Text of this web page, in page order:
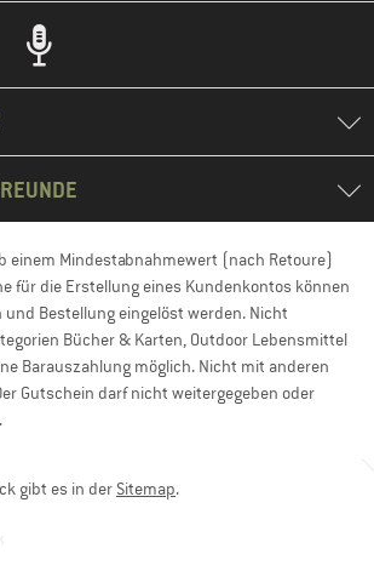
einem Mindestabnahmewert (nach Retoure)
für die Erstellung eines Kundenkontos können
und Bestellung eingelöst werden. Nicht
Bücher & Karten, Outdoor Lebensmittel
Barauszahlung möglich. Nicht mit anderen
Gutschein darf nicht weitergegeben oder
gibt es in der Sitemap.